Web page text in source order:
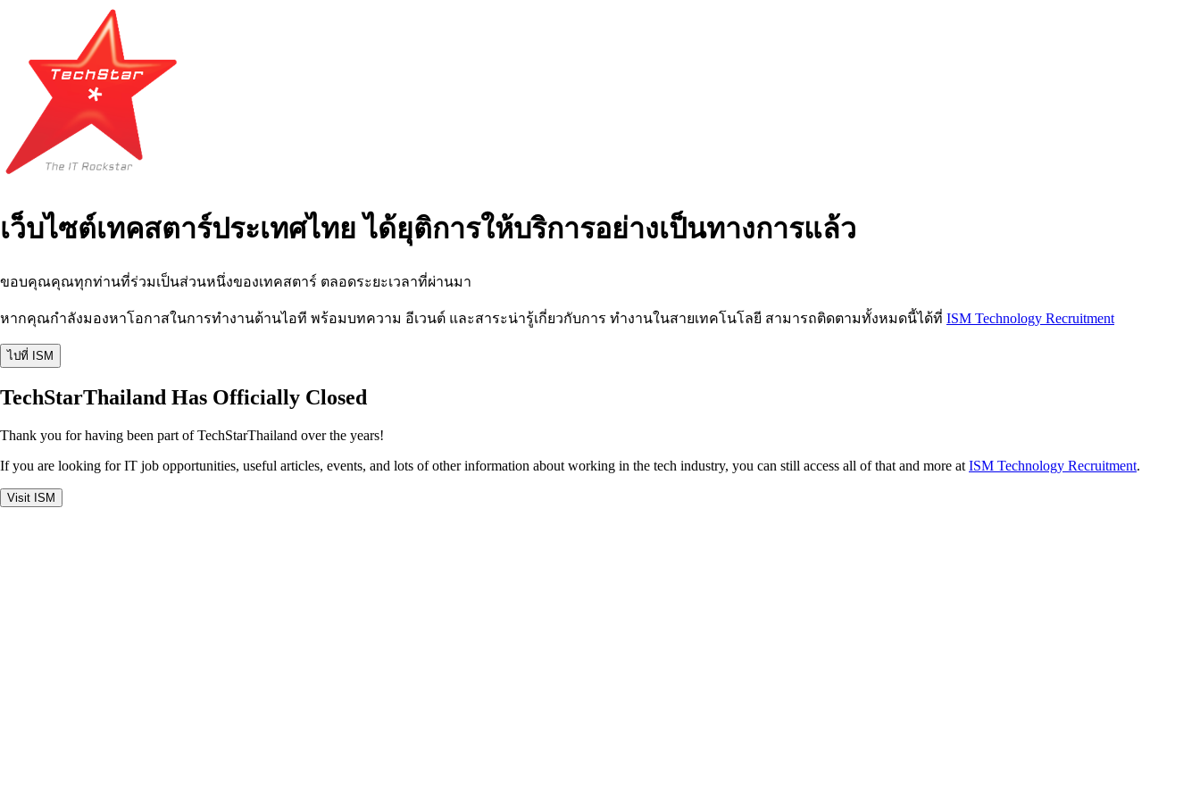
เว็บไซต์เทคสตาร์ประเทศไทย ได้ยุติการให้บริการอย่างเป็นทางการแล้ว
ขอบคุณคุณทุกท่านที่ร่วมเป็นส่วนหนึ่งของเทคสตาร์ ตลอดระยะเวลาที่ผ่านมา
หากคุณกำลังมองหาโอกาสในการทำงานด้านไอที พร้อมบทความ อีเวนต์ และสาระน่ารู้เกี่ยวกับการ ทำงานในสายเทคโนโลยี สามารถติดตามทั้งหมดนี้ได้ที่ ISM Technology Recruitment
ไปที่ ISM
TechStarThailand Has Officially Closed
Thank you for having been part of TechStarThailand over the years!
If you are looking for IT job opportunities, useful articles, events, and lots of other information about working in the tech industry, you can still access all of that and more at ISM Technology Recruitment.
Visit ISM